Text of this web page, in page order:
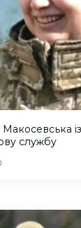
службу